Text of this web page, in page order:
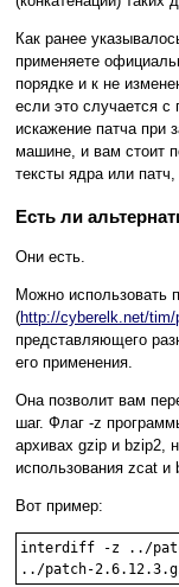
Как ранее
применяете
порядке и к не
если это случается с
искажение патча при
машине, и вам стоит
тексты ядра или
Есть ли
Они есть.
Можно использовать
(http://cyberelk.net/
представляющего
его применения.
Она позволит вам
шаг. Флаг -z
архивах gzip и bzip2,
использования zcat и
Вот пример:
interdiff -z ../